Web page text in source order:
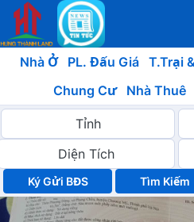
Nhà Ở PL. Đấu Giá T.Trại
Chung Cư
Nhà Thuê
Ký Gửi BĐS